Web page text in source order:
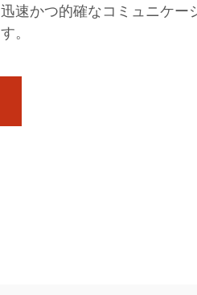
速かつ的確なコミュニケー
。